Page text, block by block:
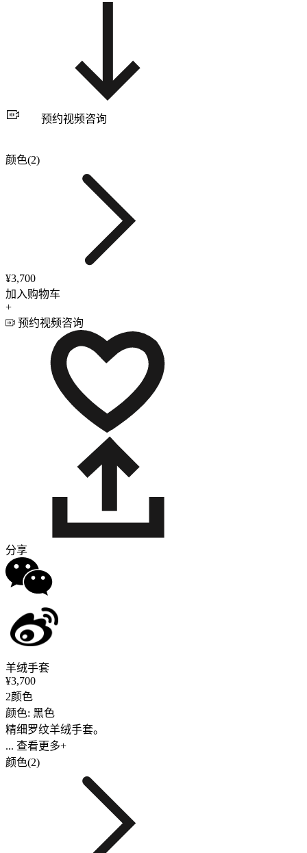
预约视频咨询
颜色(2)
¥3,700
加入购物车
+
预约视频咨询
分享
羊绒手套
¥3,700
2颜色
颜色: 黑色
精细罗纹羊绒手套。
... 查看更多+
颜色(2)